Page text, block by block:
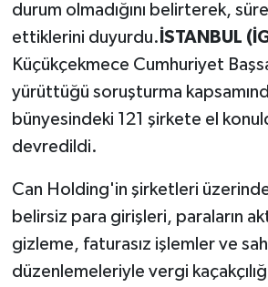
durum olmadığını belirterek,
ettiklerini duyurdu. İSTANBUL
Küçükçekmece Cumhuriyet
yürüttüğü soruşturma
bünyesindeki 121 şirkete el
devredildi.
Can Holding'in şirketleri
belirsiz para girişleri, paraların
gizleme, faturasız işlemler ve
düzenlemeleriyle vergi